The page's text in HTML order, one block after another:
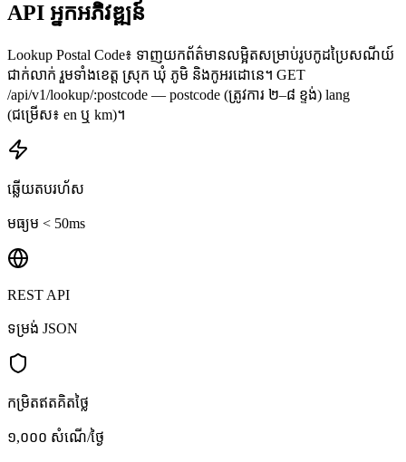
API អ្នកអភិវឌ្ឍន៍
Lookup Postal Code៖ ទាញយកព័ត៌មានលម្អិតសម្រាប់រូបកូដប្រៃសណីយ៍
ជាក់លាក់ រួមទាំងខេត្ត ស្រុក ឃុំ ភូមិ និងកូអរដោនេ។ GET
/api/v1/lookup/:postcode — postcode (ត្រូវការ ២–៨ ខ្ទង់) lang
(ជម្រើស៖ en ឬ km)។
ឆ្លើយតបរហ័ស
មធ្យម < 50ms
REST API
ទម្រង់ JSON
កម្រិតឥតគិតថ្លៃ
១,០០០ សំណើ/ថ្ងៃ